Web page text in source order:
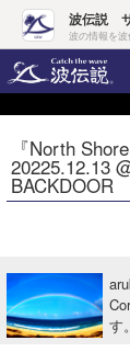
波伝説
波の情報を
ヘ
ログイン
WAVE
気象情報
『North
20225.12.13
BACKDOOR
す。
Core Surf
コンテスト
ファッショ
アート＆エ
コラム